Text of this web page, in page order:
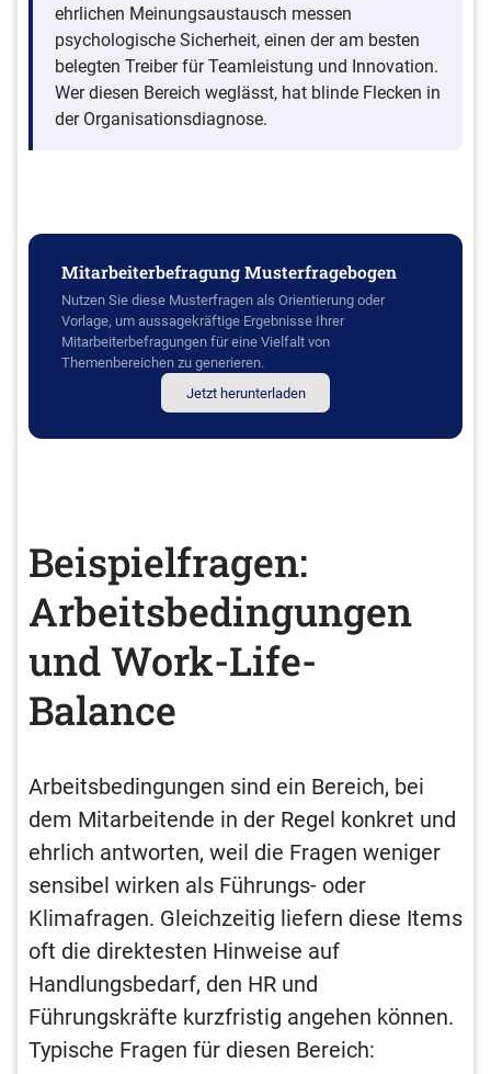
ehrlichen Meinungsaustausch messen
psychologische Sicherheit, einen der am besten
belegten Treiber für Teamleistung und Innovation.
Wer diesen Bereich weglässt, hat blinde Flecken in
der Organisationsdiagnose.
Mitarbeiterbefragung Musterfragebogen
Nutzen Sie diese Musterfragen als Orientierung oder
Vorlage, um aussagekräftige Ergebnisse Ihrer
Mitarbeiterbefragungen für eine Vielfalt von
Themenbereichen zu generieren.
Jetzt herunterladen
Beispielfragen:
Arbeitsbedingungen
und Work-Life-
Balance
Arbeitsbedingungen sind ein Bereich, bei
dem Mitarbeitende in der Regel konkret und
ehrlich antworten, weil die Fragen weniger
sensibel wirken als Führungs- oder
Klimafragen. Gleichzeitig liefern diese Items
oft die direktesten Hinweise auf
Handlungsbedarf, den HR und
Führungskräfte kurzfristig angehen können.
Typische Fragen für diesen Bereich: